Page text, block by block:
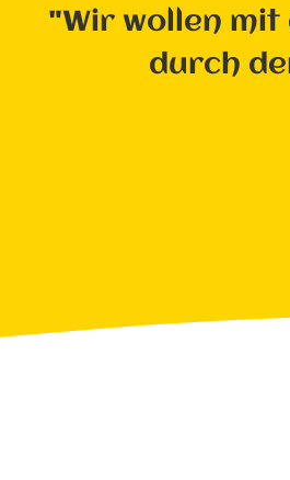
"Wir wollen mit
durch